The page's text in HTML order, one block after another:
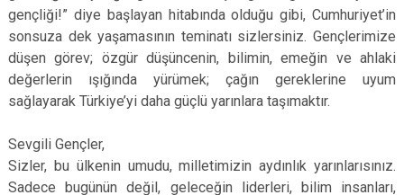
gençliği!” diye başlayan hitabında olduğu gibi, Cumhuriyet’in
sonsuza dek yaşamasının teminatı sizlersiniz. Gençlerimize
düşen görev; özgür düşüncenin, bilimin, emeğin ve ahlaki
değerlerin ışığında yürümek; çağın gereklerine uyum
sağlayarak Türkiye’yi daha güçlü yarınlara taşımaktır.
Sevgili Gençler,
Sizler, bu ülkenin umudu, milletimizin aydınlık yarınlarısınız.
Sadece bugünün değil, geleceğin liderleri, bilim insanları,